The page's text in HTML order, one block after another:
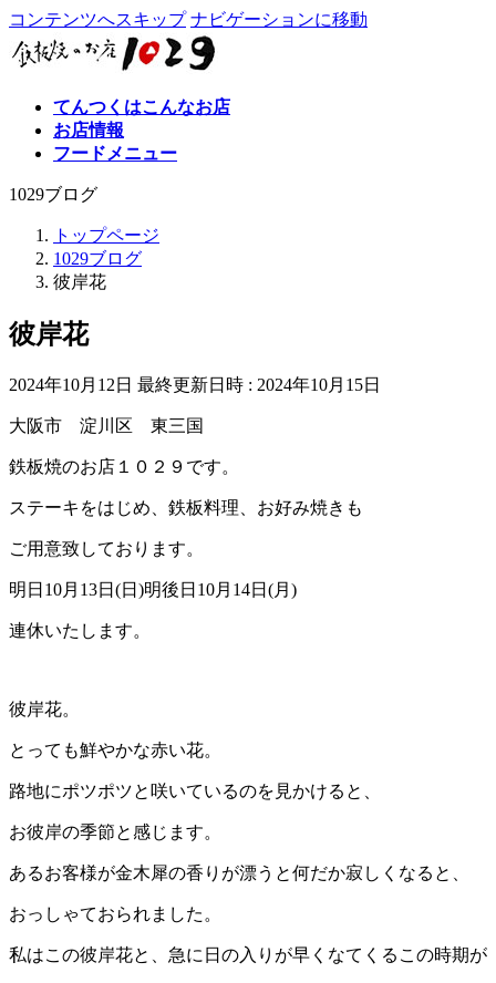
コンテンツへスキップ ナビゲーションに移動
てんつくはこんなお店
お店情報
フードメニュー
1029ブログ
トップページ
1029ブログ
彼岸花
彼岸花
2024年10月12日 最終更新日時 : 2024年10月15日
大阪市 淀川区 東三国
鉄板焼のお店１０２９です。
ステーキをはじめ、鉄板料理、お好み焼きも
ご用意致しております。
明日10月13日(日)明後日10月14日(月)
連休いたします。
彼岸花。
とっても鮮やかな赤い花。
路地にポツポツと咲いているのを見かけると、
お彼岸の季節と感じます。
あるお客様が金木犀の香りが漂うと何だか寂しくなると、
おっしゃておられました。
私はこの彼岸花と、急に日の入りが早くなてくるこの時期が